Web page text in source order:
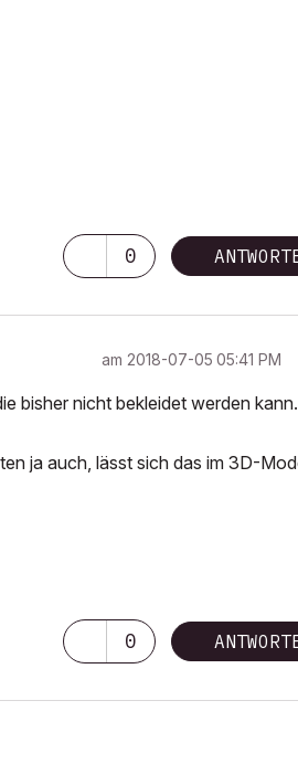
0
am ‎2018-07-05 05:41 PM
bisher nicht bekleidet werden kann.
ja auch, lässt sich das im 3D-
0